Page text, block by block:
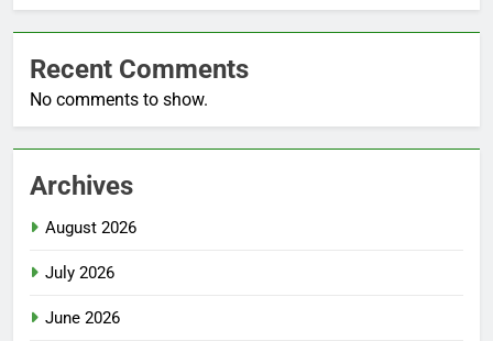
Recent Comments
No comments to show.
Archives
August 2026
July 2026
June 2026